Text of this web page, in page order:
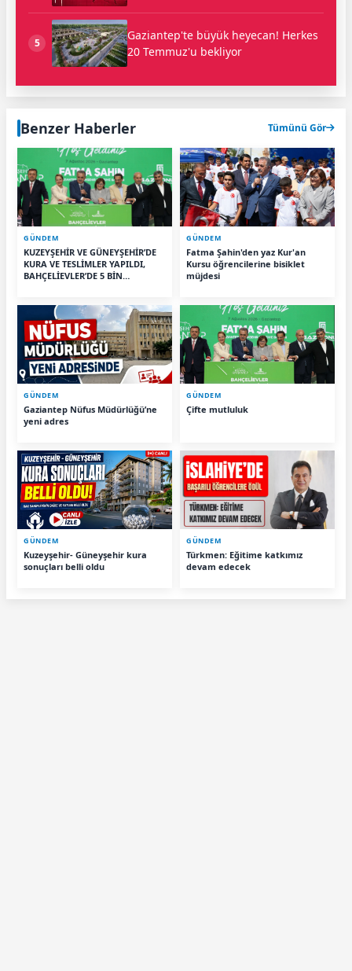
5
Gaziantep'te büyük heyecan! Herkes
20 Temmuz'u bekliyor
Benzer Haberler Tümünü Gör
GÜNDEM
KUZEYŞEHİR VE GÜNEYŞEHİR’DE
KURA VE TESLİMLER YAPILDI,
BAHÇELİEVLER’DE 5 BİN
GÜNDEM
Fatma Şahin'den yaz Kur'an
Kursu öğrencilerine bisiklet
müjdesi
GÜNDEM
Gaziantep Nüfus Müdürlüğü’ne
yeni adres
GÜNDEM
Çifte mutluluk
GÜNDEM
Kuzeyşehir- Güneyşehir kura
sonuçları belli oldu
GÜNDEM
Türkmen: Eğitime katkımız
devam edecek